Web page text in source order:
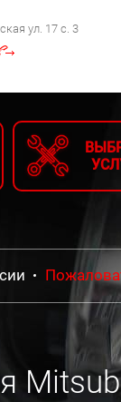
ул. 17 с. 3